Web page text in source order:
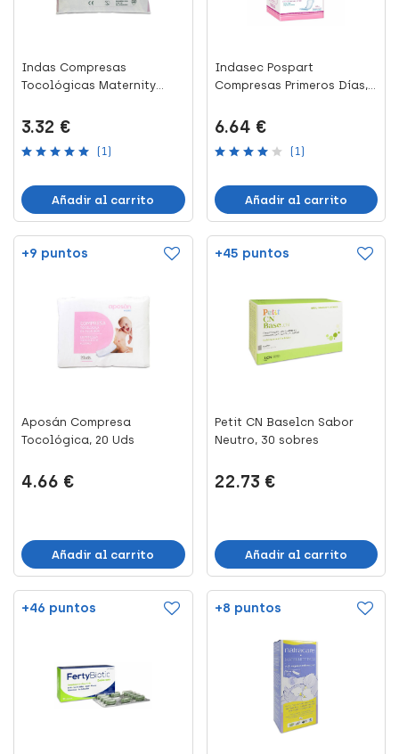
Indas Compresas
Tocológicas Maternity
3.32 €
(1)
Añadir al carrito
Indasec Pospart
Compresas Primeros Días,
6.64 €
(1)
Añadir al carrito
+9 puntos
Aposán Compresa
Tocológica, 20 Uds
4.66 €
Añadir al carrito
+45 puntos
Petit CN Baselcn Sabor
Neutro, 30 sobres
22.73 €
Añadir al carrito
+46 puntos +8 puntos